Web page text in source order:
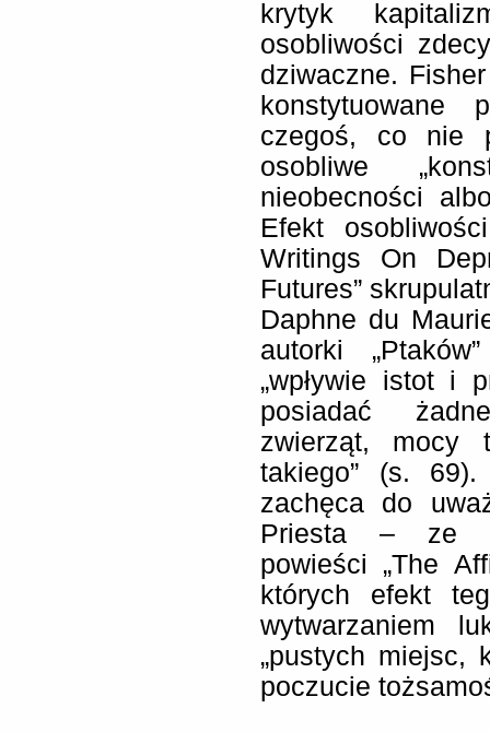
krytyk
osobliwości
dziwaczne.
konstytuowane
czegoś, co nie
osobliwe
nieobecności
Efekt
Writings On
Futures”
Daphne du
autorki
„wpływie istot i
posiadać
zwierząt, mocy
takiego” (s.
zachęca do
Priesta – ze
powieści „The
których efekt
wytwarzaniem
„pustych miejsc,
poczucie